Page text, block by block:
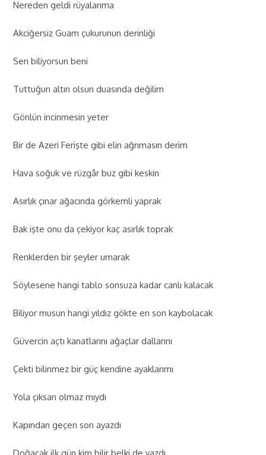
Nereden geldi rüyalarıma
Akciğersiz Guam çukurunun derinliği
Sen biliyorsun beni
Tuttuğun altın olsun duasında değilim
Gönlün incinmesin yeter
Bir de Azeri Ferişte gibi elin ağrımasın derim
Hava soğuk ve rüzgâr buz gibi keskin
Asırlık çınar ağacında görkemli yaprak
Bak işte onu da çekiyor kaç asırlık toprak
Renklerden bir şeyler umarak
Söylesene hangi tablo sonsuza kadar canlı kalacak
Biliyor musun hangi yıldız gökte en son kaybolacak
Güvercin açtı kanatlarını ağaçlar dallarını
Çekti bilinmez bir güç kendine ayaklarımı
Yola çıksan olmaz mıydı
Kapından geçen son ayazdı